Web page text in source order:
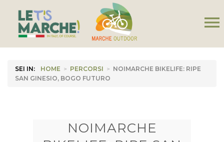
menu
SEI IN: HOME > PERCORSI > NOIMARCHE BIKELIFE: RIPE
SAN GINESIO, BOGO FUTURO
NOIMARCHE